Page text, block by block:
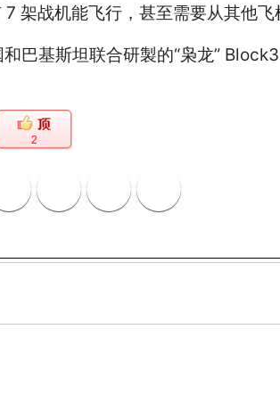
架战机能飞行，甚至需要从其他飞
巴基斯坦联合研製的“枭龙”
2